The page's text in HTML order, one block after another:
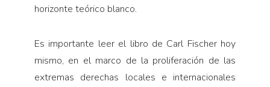
horizonte teórico blanco.
Es importante leer el libro de Carl Fischer hoy
mismo, en el marco de la proliferación de las
extremas derechas locales e internacionales